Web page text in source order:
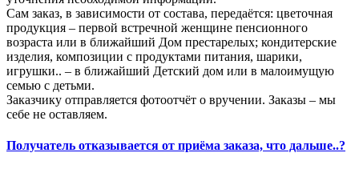
Сам заказ, в зависимости от состава, передаётся: цветочная
продукция – первой встречной женщине пенсионного
возраста или в ближайший Дом престарелых; кондитерские
изделия, композиции с продуктами питания, шарики,
игрушки.. – в ближайший Детский дом или в малоимущую
семью с детьми.
Заказчику отправляется фотоотчёт о вручении. Заказы – мы
себе не оставляем.
Получатель отказывается от приёма заказа, что дальше..?